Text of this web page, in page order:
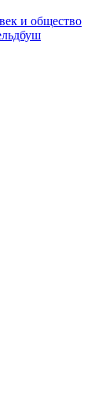
и общество